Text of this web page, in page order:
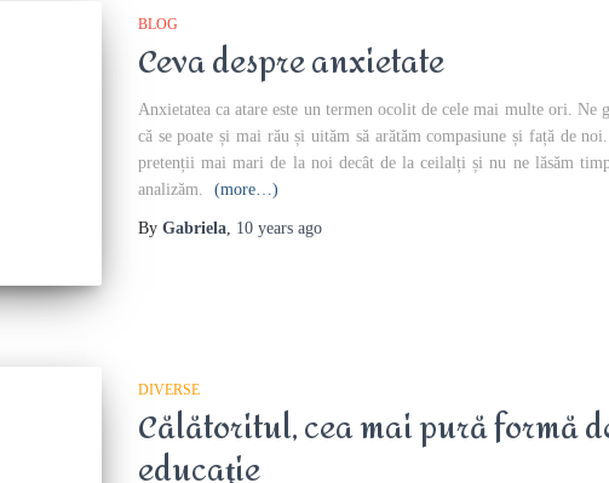
BLOG
Ceva despre anxietate
Anxietatea ca atare este un termen ocolit de cele mai multe ori. Ne
că se poate și mai rău și uităm să arătăm compasiune și față de
pretenții mai mari de la noi decât de la ceilalți și nu ne lăsăm
analizăm.
(more…)
By Gabriela, 10 years ago
DIVERSE
Călătoritul, cea mai pură formă
educaţie